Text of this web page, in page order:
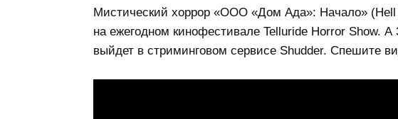
Мистический хоррор «ООО «Дом Ада»: Начало» (Hell
на ежегодном кинофестивале Telluride Horror Show.
выйдет в стриминговом сервисе Shudder. Спешите